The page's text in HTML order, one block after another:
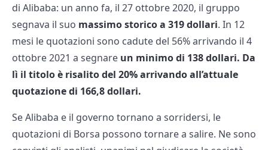
di Alibaba: un anno fa, il 27 ottobre 2020, il gruppo
segnava il suo massimo storico a 319 dollari. In 12
mesi le quotazioni sono cadute del 56% arrivando il 4
ottobre 2021 a segnare un minimo di 138 dollari. Da
lì il titolo è risalito del 20% arrivando all’attuale
quotazione di 166,8 dollari.
Se Alibaba e il governo tornano a sorridersi, le
quotazioni di Borsa possono tornare a salire. Ne sono